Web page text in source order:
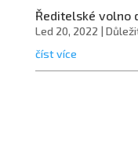
Ředitelské volno
Led 20, 2022 |
číst více